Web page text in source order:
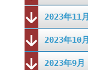
2023年11月
2023年10月
2023年9月